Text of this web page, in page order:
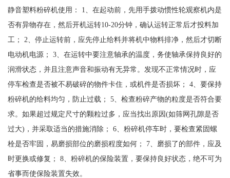
静音塑料粉碎机使用： 1、在起动前，先用手拨动惯性轮观察机内是
否有异物存在，然后开机运转10-20分钟，确认运转正常后才投料加
工； 2、停止运转前，应先停止给料并将机中物料排净，然后才切断
电动机电源； 3、在运转中要注意轴承的温度，务使轴承保持良好的
润滑状态，并且注意声音和振动有无异常。发现不正常情况时，应
停车检查是否被不易破碎的物件卡住，或机件是否损坏； 4、要保持
粉碎机的给料均匀，防止过载； 5、检查粉碎产物的粒度是否符合要
求。如果超过规定尺寸的颗粒过多，应当找出原因(如筛网孔隙是否
过大)，并采取适当的措施消除； 6、粉碎机停车时，要检查紧固螺
栓是否牢固，易磨损部位的磨损程度如何； 7、磨损了的部件，应及
时更换或修复； 8、粉碎机的保险装置，要保持良好状态，绝不可为
省事而使保险装置失效。